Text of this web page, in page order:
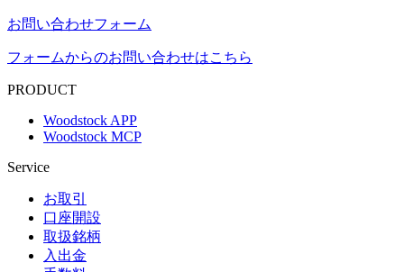
お問い合わせフォーム
フォームからのお問い合わせはこちら
PRODUCT
Woodstock APP
Woodstock MCP
Service
お取引
口座開設
取扱銘柄
入出金